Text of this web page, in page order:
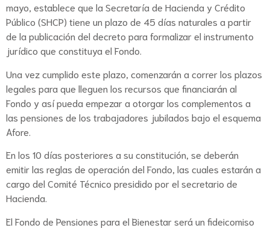
mayo, establece que la Secretaría de Hacienda y Crédito
Público (SHCP) tiene un plazo de 45 días naturales a partir
de la publicación del decreto para formalizar el instrumento
jurídico que constituya el Fondo.
Una vez cumplido este plazo, comenzarán a correr los plazos
legales para que lleguen los recursos que financiarán al
Fondo y así pueda empezar a otorgar los complementos a
las pensiones de los trabajadores jubilados bajo el esquema
Afore.
En los 10 días posteriores a su constitución, se deberán
emitir las reglas de operación del Fondo, las cuales estarán a
cargo del Comité Técnico presidido por el secretario de
Hacienda.
El Fondo de Pensiones para el Bienestar será un fideicomiso